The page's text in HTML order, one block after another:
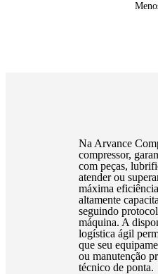
Na Arvance
compressor,
com peças,
atender ou
máxima
altamente
seguindo
máquina. A
logística ágil
que seu
ou manutenção
técnico de ponta.